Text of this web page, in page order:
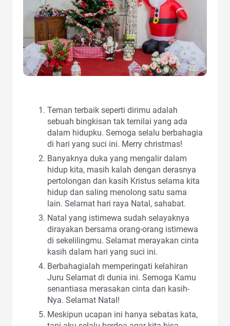
Teman terbaik seperti dirimu adalah
sebuah bingkisan tak ternilai yang ada
dalam hidupku. Semoga selalu berbahagia
di hari yang suci ini. Merry christmas!
Banyaknya duka yang mengalir dalam
hidup kita, masih kalah dengan derasnya
pertolongan dan kasih Kristus selama kita
hidup dan saling menolong satu sama
lain. Selamat hari raya Natal, sahabat.
Natal yang istimewa sudah selayaknya
dirayakan bersama orang-orang istimewa
di sekelilingmu. Selamat merayakan cinta
kasih dalam hari yang suci ini.
Berbahagialah memperingati kelahiran
Juru Selamat di dunia ini. Semoga Kamu
senantiasa merasakan cinta dan kasih-
Nya. Selamat Natal!
Meskipun ucapan ini hanya sebatas kata,